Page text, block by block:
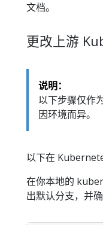
文档。
更改上游
说明：
以下步骤仅作
因环境而异。
以下在
在你本地的
出默认分支，并